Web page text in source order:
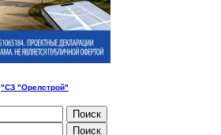
"СЗ "Орелстрой"